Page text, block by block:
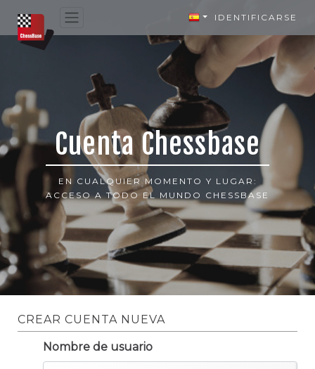
IDENTIFICARSE
Cuenta Chessbase
EN CUALQUIER MOMENTO Y LUGAR:
ACCESO A TODO EL MUNDO CHESSBASE
CREAR CUENTA NUEVA
Nombre de usuario